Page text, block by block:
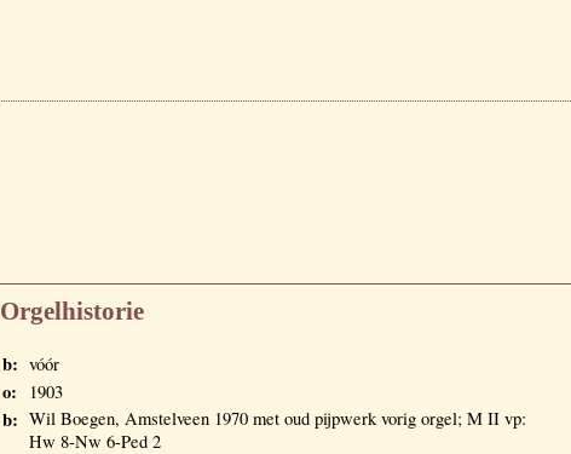
Orgelhistorie
b: vóór
o: 1903
b: Wil Boegen, Amstelveen 1970 met oud pijpwerk vorig orgel; M II vp:
Hw 8-Nw 6-Ped 2